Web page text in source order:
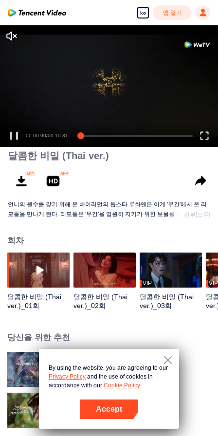
ko 앱 열기
00:00:00/00:10:31
달콤한 비밀 (Thai ver.)
언니의 원수를 갚기 위해 온 바이러먼의 톱스타 루화옌은 이계 '무간'에서 온 리
모퉁을 만나게 된다. 리모퉁은 '무간'을 영원히 지키기 위한 보물을 찾으러 왔고,
시작되는데...
전부[모두]
회차
달콤한 비밀 (Thai
ver.)_01회
달콤한 비밀 (Thai
ver.)_02회
VIP
달콤한 비밀 (Thai
ver.)_03회
VIP
달
당신을 위한 추천
쌍생의 인연 (Thai. Ver.)
손바닥 위의 경의 (Thai Ver.)
By using the website, you are agreeing to our
Privacy Policy and the use of cookies in
accordance with our Cookie Policy.
Accept